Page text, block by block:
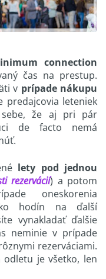
connection
čas na prestup.
v prípade nákupu
predajcovia leteniek
že aj pri pár
de facto nemá
lety pod jednou
rezervácií) a potom
oneskorenia
hodín na ďalší
vynakladať ďalšie
neminie v prípade
rezerváciami.
odletu je všetko, len